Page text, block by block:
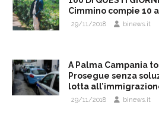
Cimmino compie 10
29/11/2018 binews.it
A Palma Campania
Prosegue senza
lotta
29/11/2018 binews.it